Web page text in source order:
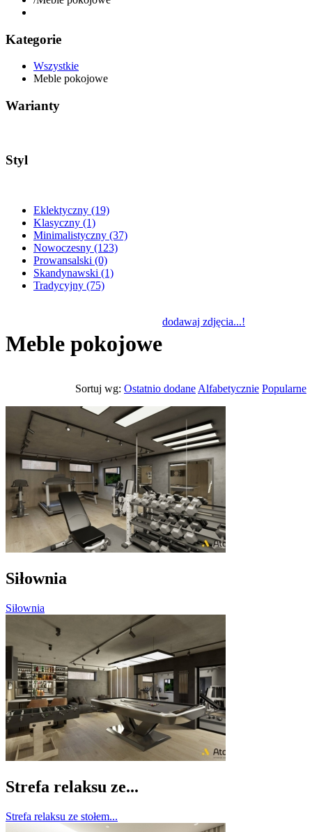
Kategorie
Wszystkie
Meble pokojowe
Warianty
Styl
Eklektyczny (19)
Klasyczny (1)
Minimalistyczny (37)
Nowoczesny (123)
Prowansalski (0)
Skandynawski (1)
Tradycyjny (75)
Meble pokojowe
Sortuj wg: Ostatnio dodane Alfabetycznie Popularne
dodawaj zdjęcia...!
Siłownia
Siłownia
Strefa relaksu ze...
Strefa relaksu ze stołem...